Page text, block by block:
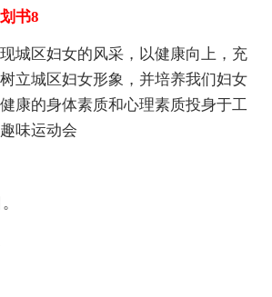
书8
城区妇女的风采，以健康向上，充
立城区妇女形象，并培养我们妇女
康的身体素质和心理素质投身于工
味运动会